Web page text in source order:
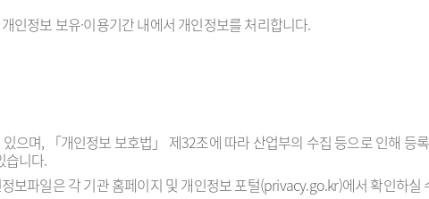
인정보 보유·이용기간 내에서 개인정보를 처리합니다.
며, 「개인정보 보호법」 제32조에 따라 산업부의 수집 등으로 인해 등
습니다.
보파일은 각 기관 홈페이지 및 개인정보 포털(privacy.go.kr)에서 확인하실